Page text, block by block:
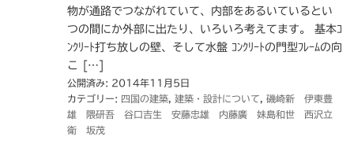
物が通路でつながれていて、内部をあるいているとい
つの間にか外部に出たり、いろいろ考えてます。 基本ｺ
ﾝｸﾘｰﾄ打ち放しの壁、そして水盤 ｺﾝｸﾘｰﾄの門型ﾌﾚｰﾑの向
こ […]
公開済み: 2014年11月5日
カテゴリー: 四国の建築 建築・設計について
磯崎新 伊東豊
雄 隈研吾 谷口吉生 安藤忠雄 内藤廣 妹島和世 西沢立
衛 坂茂